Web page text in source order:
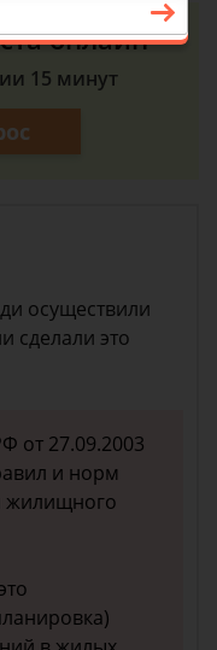
онлайн
15 минут
осуществили
сделали это
от 27.09.2003
и норм
жилищного